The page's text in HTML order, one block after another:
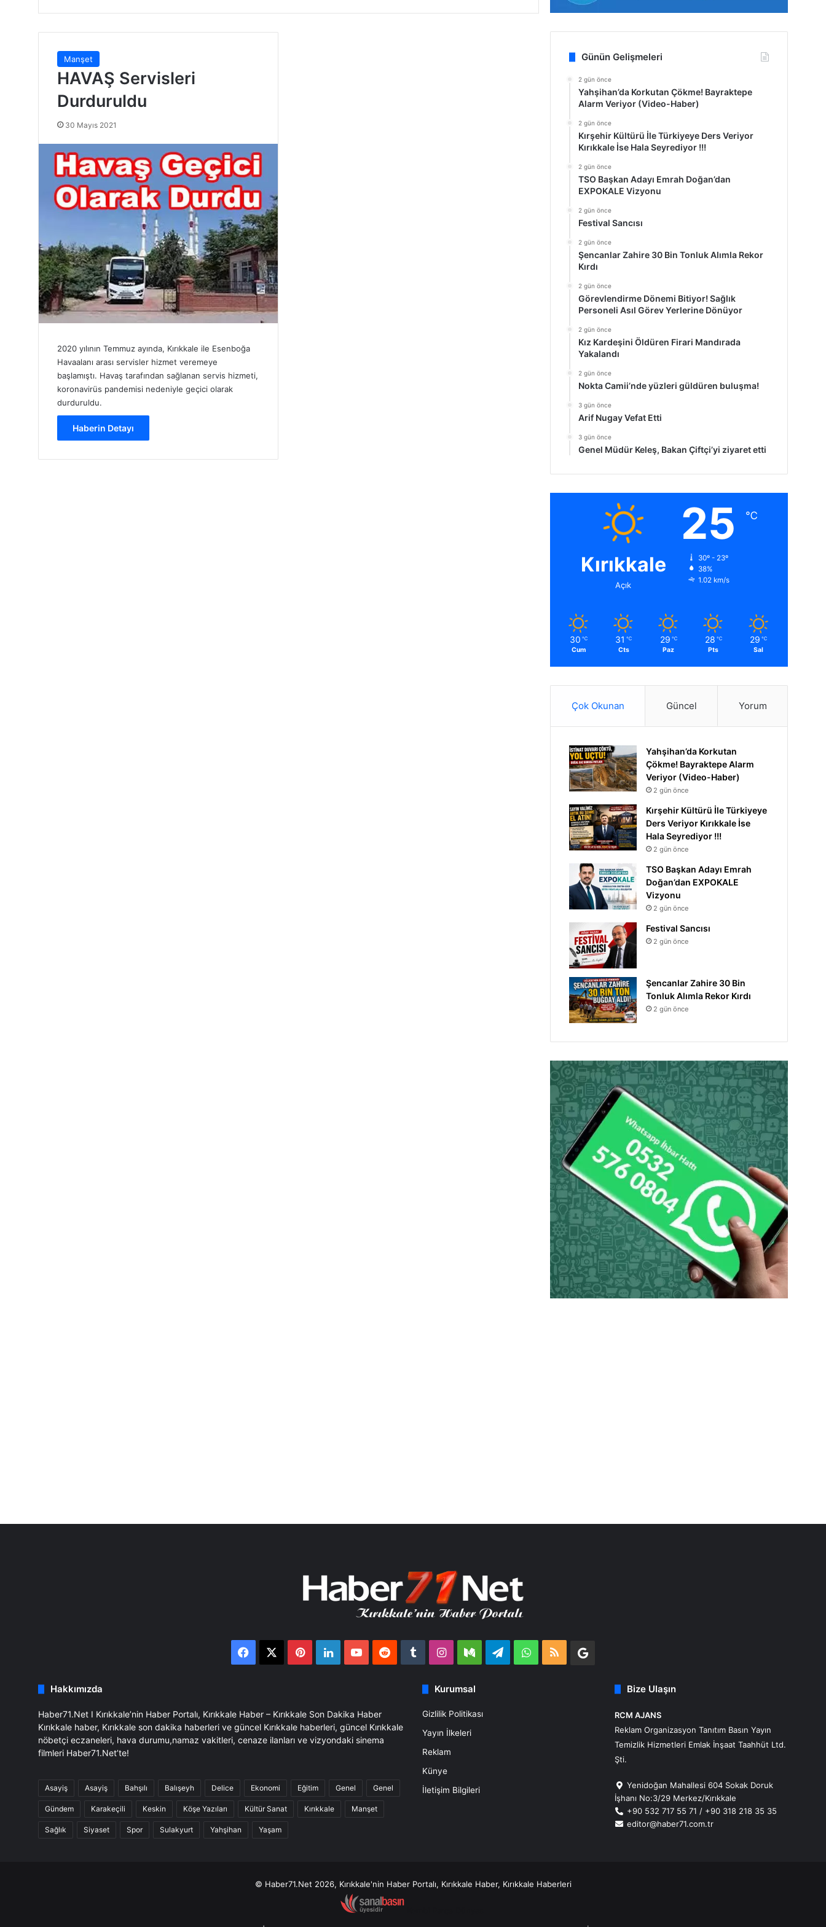
Manşet
HAVAŞ Servisleri
Durduruldu
30 Mayıs 2021
2020 yılının Temmuz ayında, Kırıkkale ile Esenboğa
Havaalanı arası servisler hizmet veremeye
başlamıştı. Havaş tarafından sağlanan servis hizmeti,
koronavirüs pandemisi nedeniyle geçici olarak
durduruldu.
Haberin Detayı
Günün Gelişmeleri
2 gün önce
Yahşihan’da Korkutan Çökme! Bayraktepe
Alarm Veriyor (Video-Haber)
2 gün önce
Kırşehir Kültürü İle Türkiyeye Ders Veriyor
Kırıkkale İse Hala Seyrediyor !!!
2 gün önce
TSO Başkan Adayı Emrah Doğan’dan
EXPOKALE Vizyonu
2 gün önce
Festival Sancısı
2 gün önce
Şencanlar Zahire 30 Bin Tonluk Alımla Rekor
Kırdı
2 gün önce
Görevlendirme Dönemi Bitiyor! Sağlık
Personeli Asıl Görev Yerlerine Dönüyor
2 gün önce
Kız Kardeşini Öldüren Firari Mandırada
Yakalandı
2 gün önce
Nokta Camii’nde yüzleri güldüren buluşma!
3 gün önce
Arif Nugay Vefat Etti
3 gün önce
Genel Müdür Keleş, Bakan Çiftçi’yi ziyaret etti
Kırıkkale
Açık
25 ℃
30º - 23º
38%
1.02 km/s
30 ℃
Cum
31 ℃
Cts
29 ℃
Paz
28 ℃
Pts
29 ℃
Sal
Çok Okunan Güncel Yorum
Yahşihan’da Korkutan
Çökme! Bayraktepe Alarm
Veriyor (Video-Haber)
2 gün önce
Kırşehir Kültürü İle Türkiyeye
Ders Veriyor Kırıkkale İse
Hala Seyrediyor !!!
2 gün önce
TSO Başkan Adayı Emrah
Doğan’dan EXPOKALE
Vizyonu
2 gün önce
Festival Sancısı
2 gün önce
Şencanlar Zahire 30 Bin
Tonluk Alımla Rekor Kırdı
2 gün önce
Facebook PinterestLinkedInYouTubeReddit TumblrInstagram
MediumTelegramWhatsApp
RSS
Google
Hakkımızda
Haber71.Net I Kırıkkale’nin Haber Portalı, Kırıkkale Haber – Kırıkkale Son Dakika Haber
Kırıkkale haber, Kırıkkale son dakika haberleri ve güncel Kırıkkale haberleri, güncel Kırıkkale
nöbetçi eczaneleri, hava durumu,namaz vakitleri, cenaze ilanları ve vizyondaki sinema
filmleri Haber71.Net’te!
Asayiş Asayiş Bahşılı Balışeyh Delice Ekonomi Eğitim Genel Genel
Gündem Karakeçili Keskin Köşe Yazıları Kültür Sanat Kırıkkale Manşet
Sağlık Siyaset Spor Sulakyurt Yahşihan Yaşam
Kurumsal
Gizlilik Politikası
Yayın İlkeleri
Reklam
Künye
İletişim Bilgileri
Bize Ulaşın
RCM AJANS
Reklam Organizasyon Tanıtım Basın Yayın
Temizlik Hizmetleri Emlak İnşaat Taahhüt Ltd.
Şti.
Yenidoğan Mahallesi 604 Sokak Doruk
İşhanı No:3/29 Merkez/Kırıkkale
+90 532 717 55 71 / +90 318 218 35 35
editor@haber71.com.tr
© Haber71.Net 2026, Kırıkkale'nin Haber Portalı, Kırıkkale Haber, Kırıkkale Haberleri